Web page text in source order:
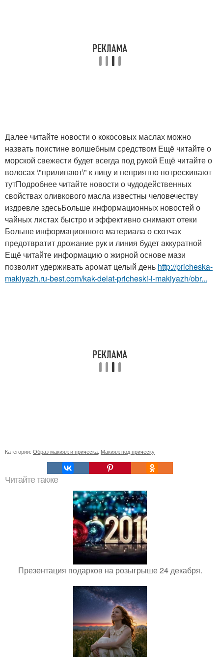
Далее читайте новости о кокосовых маслах можно
назвать поистине волшебным средством Ещё читайте о
морской свежести будет всегда под рукой Ещё читайте о
волосах \"прилипают\" к лицу и неприятно потрескивают
тутПодробнее читайте новости о чудодейственных
свойствах оливкового масла известны человечеству
издревле здесьБольше информационных новостей о
чайных листах быстро и эффективно снимают отеки
Больше информационного материала о скотчах
предотвратит дрожание рук и линия будет аккуратной
Ещё читайте информацию о жирной основе мази
позволит удерживать аромат целый день http://pricheska-
makiyazh.ru-best.com/kak-delat-pricheski-i-makiyazh/obr...
Категории: Образ макияж и прическа Макияж под прическу
Читайте также
Презентация подарков на розыгрыше 24 декабря.